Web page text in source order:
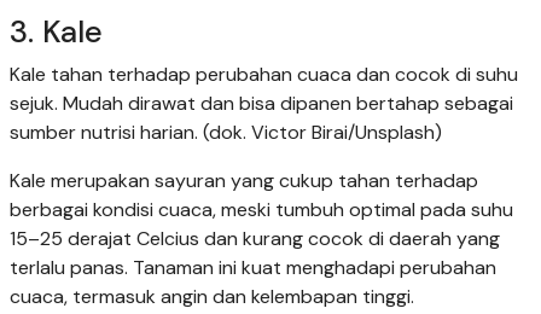
3. Kale
Kale tahan terhadap perubahan cuaca dan cocok di suhu
sejuk. Mudah dirawat dan bisa dipanen bertahap sebagai
sumber nutrisi harian. (dok. Victor Birai/Unsplash)
Kale merupakan sayuran yang cukup tahan terhadap
berbagai kondisi cuaca, meski tumbuh optimal pada suhu
15–25 derajat Celcius dan kurang cocok di daerah yang
terlalu panas. Tanaman ini kuat menghadapi perubahan
cuaca, termasuk angin dan kelembapan tinggi.